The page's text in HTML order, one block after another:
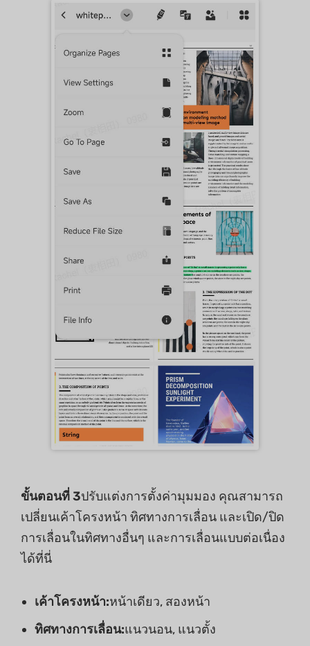
ขั้นตอนที่ 3ปรับแต่งการตั้งค่ามุมมอง คุณสามารถ
เปลี่ยนเค้าโครงหน้า ทิศทางการเลื่อน และเปิด/ปิด
การเลื่อนในทิศทางอื่นๆ และการเลื่อนแบบต่อเนื่อง
ได้ที่นี่
เค้าโครงหน้า:หน้าเดียว, สองหน้า
ทิศทางการเลื่อน:แนวนอน, แนวตั้ง